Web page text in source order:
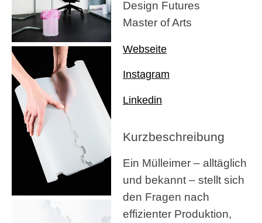
Design Futures
Master of Arts
Webseite
Instagram
Linkedin
Kurzbeschreibung
Ein Mülleimer – alltäglich
und bekannt – stellt sich
den Fragen nach
effizienter Produktion,